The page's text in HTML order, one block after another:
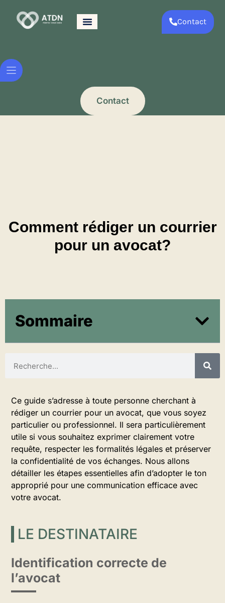
Contact
Contact
Comment rédiger un courrier
pour un avocat?
Sommaire
Ce guide s’adresse à toute personne cherchant à
rédiger un courrier pour un avocat, que vous soyez
particulier ou professionnel. Il sera particulièrement
utile si vous souhaitez exprimer clairement votre
requête, respecter les formalités légales et préserver
la confidentialité de vos échanges. Nous allons
détailler les étapes essentielles afin d’adopter le ton
approprié pour une communication efficace avec
votre avocat.
LE DESTINATAIRE
Identification correcte de
l’avocat